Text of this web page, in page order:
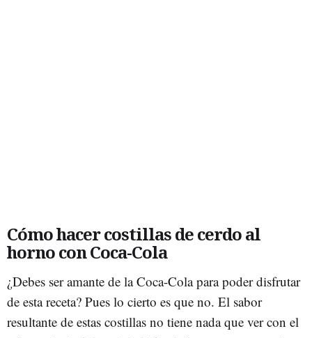
Cómo hacer costillas de cerdo al
horno con Coca-Cola
¿Debes ser amante de la Coca-Cola para poder disfrutar
de esta receta? Pues lo cierto es que no. El sabor
resultante de estas costillas no tiene nada que ver con el